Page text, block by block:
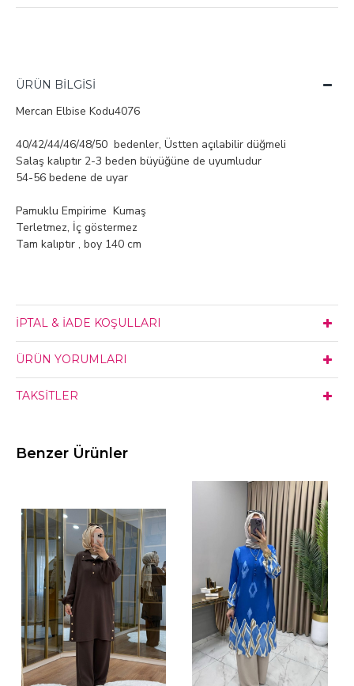
ÜRÜN BILGISI
Mercan Elbise Kodu4076
40/42/44/46/48/50 bedenler, Üstten açılabilir düğmeli
Salaş kalıptır 2-3 beden büyüğüne de uyumludur
54-56 bedene de uyar
Pamuklu Empirime Kumaş
Terletmez, İç göstermez
Tam kalıptır , boy 140 cm
İPTAL & İADE KOŞULLARI
ÜRÜN YORUMLARI
TAKSITLER
Benzer Ürünler